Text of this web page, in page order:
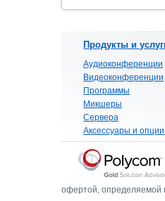
Продукты и
Аудиоконференции
Видеоконференции
Программы
Микшеры
Сервера
Аксессуары и опции
офертой, определяемой